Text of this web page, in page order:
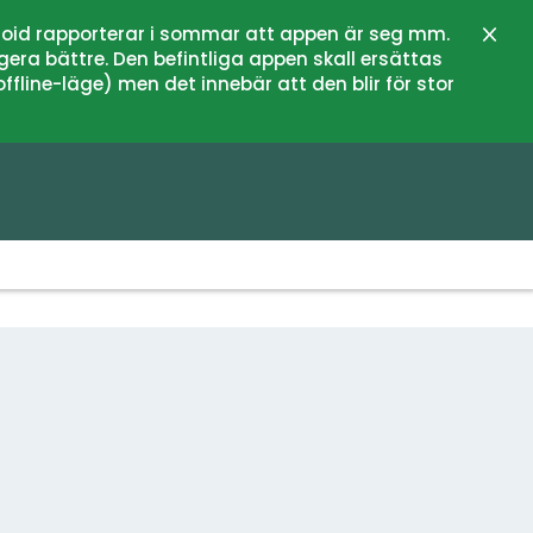
rapporterar i sommar att appen är seg mm.
bättre. Den befintliga appen skall ersättas
läge) men det innebär att den blir för stor